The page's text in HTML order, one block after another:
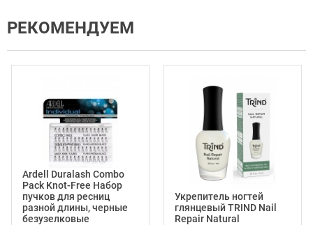
РЕКОМЕНДУЕМ
Ardell Duralash Combo
Pack Knot-Free Набор
пучков для ресниц
разной длины, черные
безузелковые
Укрепитель ногтей
глянцевый TRIND Nail
Repair Natural